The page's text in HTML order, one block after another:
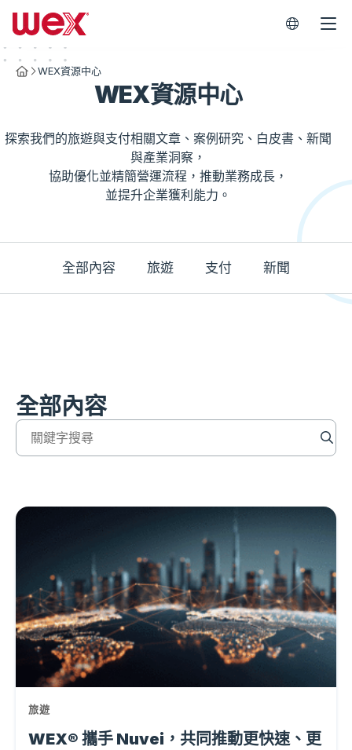
Homepage
WEX資源中心
WEX資源中心
探索我們的旅遊與支付相關文章、案例研究、白皮書、新聞
與產業洞察，
協助優化並精簡營運流程，推動業務成長，
並提升企業獲利能力。
全部內容 旅遊 支付 新聞
全部內容
Enter keywords into the search text box to filter blog
旅遊
WEX® 攜手 Nuvei，共同推動更快速、更